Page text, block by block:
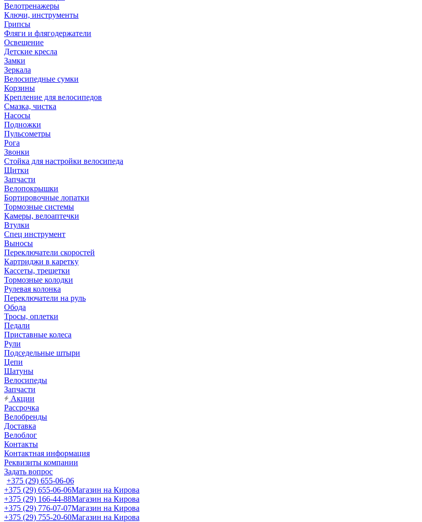
Велотренажеры
Ключи, инструменты
Грипсы
Фляги и флягодержатели
Освещение
Детские кресла
Замки
Зеркала
Велосипедные сумки
Корзины
Крепление для велосипедов
Смазка, чистка
Насосы
Подножки
Пульсометры
Рога
Звонки
Стойка для настройки велосипеда
Щитки
Запчасти
Велопокрышки
Бортировочные лопатки
Тормозные системы
Камеры, велоаптечки
Втулки
Спец инструмент
Выносы
Переключатели скоростей
Картриджи в каретку
Кассеты, трещетки
Тормозные колодки
Рулевая колонка
Переключатели на руль
Обода
Тросы, оплетки
Педали
Приставные колеса
Рули
Подседельные штыри
Цепи
Шатуны
Велосипеды
Запчасти
Акции
Рассрочка
Велобренды
Доставка
Велоблог
Контакты
Контактная информация
Реквизиты компании
Задать вопрос
+375 (29) 655-06-06
+375 (29) 655-06-06Магазин на Кирова
+375 (29) 166-44-88Магазин на Кирова
+375 (29) 776-07-07Магазин на Кирова
+375 (29) 755-20-60Магазин на Кирова